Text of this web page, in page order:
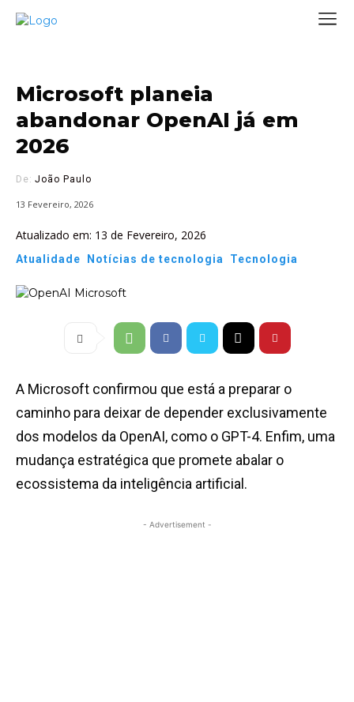
Microsoft planeia
abandonar OpenAI já em
2026
De: João Paulo
13 Fevereiro, 2026
Atualizado em: 13 de Fevereiro, 2026
Atualidade Notícias de tecnologia Tecnologia
A Microsoft confirmou que está a preparar o
caminho para deixar de depender exclusivamente
dos modelos da OpenAI, como o GPT-4. Enfim, uma
mudança estratégica que promete abalar o
ecossistema da inteligência artificial.
- Advertisement -